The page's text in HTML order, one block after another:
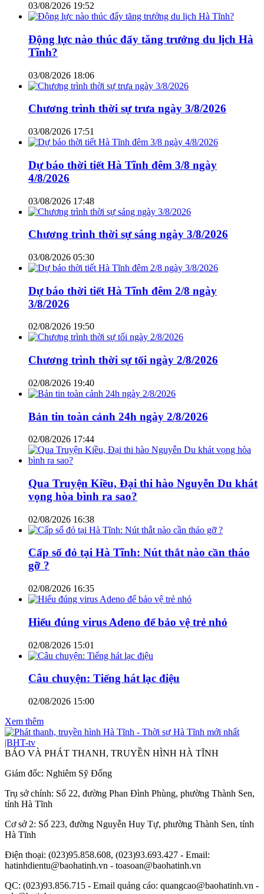
03/08/2026 19:52
Động lực nào thúc đẩy tăng trưởng du lịch Hà
Tĩnh?
03/08/2026 18:06
Chương trình thời sự trưa ngày 3/8/2026
03/08/2026 17:51
Dự báo thời tiết Hà Tĩnh đêm 3/8 ngày
4/8/2026
03/08/2026 17:48
Chương trình thời sự sáng ngày 3/8/2026
03/08/2026 05:30
Dự báo thời tiết Hà Tĩnh đêm 2/8 ngày
3/8/2026
02/08/2026 19:50
Chương trình thời sự tối ngày 2/8/2026
02/08/2026 19:40
Bản tin toàn cảnh 24h ngày 2/8/2026
02/08/2026 17:44
Qua Truyện Kiều, Đại thi hào Nguyễn Du khát
vọng hòa bình ra sao?
02/08/2026 16:38
Cấp sổ đỏ tại Hà Tĩnh: Nút thắt nào cần tháo
gỡ ?
02/08/2026 16:35
Hiểu đúng virus Adeno để bảo vệ trẻ nhỏ
02/08/2026 15:01
Câu chuyện: Tiếng hát lạc điệu
02/08/2026 15:00
Xem thêm
BÁO VÀ PHÁT THANH, TRUYỀN HÌNH HÀ TĨNH
Giám đốc: Nghiêm Sỹ Đống
Trụ sở chính: Số 22, đường Phan Đình Phùng, phường Thành Sen,
tỉnh Hà Tĩnh
Cơ sở 2: Số 223, đường Nguyễn Huy Tự, phường Thành Sen, tỉnh
Hà Tĩnh
Điện thoại: (023)95.858.608, (023)93.693.427 - Email:
hatinhdientu@baohatinh.vn - toasoan@baohatinh.vn
QC: (023)93.856.715 - Email quảng cáo: quangcao@baohatinh.vn -